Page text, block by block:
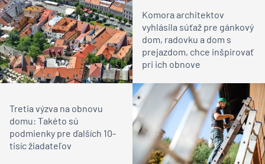
Komora architektov
vyhlásila súťaž pre gánkový
dom, radovku a dom s
prejazdom, chce inšpirovať
pri ich obnove
Tretia výzva na obnovu
domu: Takéto sú
podmienky pre ďalších 10-
tisíc žiadateľov